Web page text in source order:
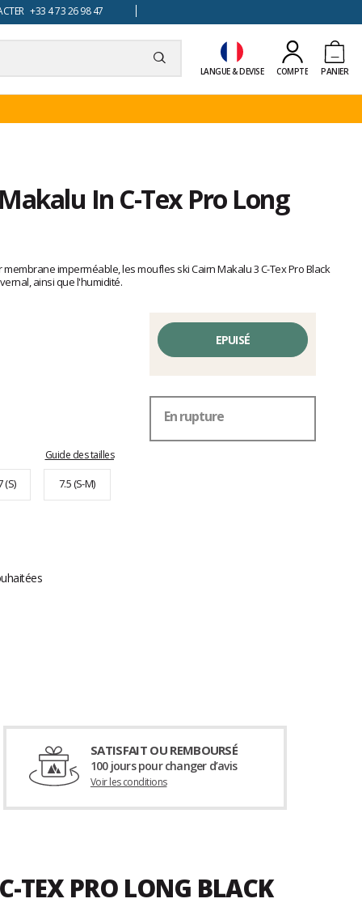
+33 4 73 26 98 47
LANGUE & DEVISE COMPTE PANIER
In C-Tex Pro Long
imperméable, les moufles ski Cairn Makalu 3 C-Tex Pro Black
ainsi que l'humidité.
Guide des tailles
(S) 7.5 (S-M)
EPUISÉ
En rupture
SATISFAIT OU REMBOURSÉ
100 jours pour changer d’avis
Voir les conditions
TEX PRO LONG BLACK